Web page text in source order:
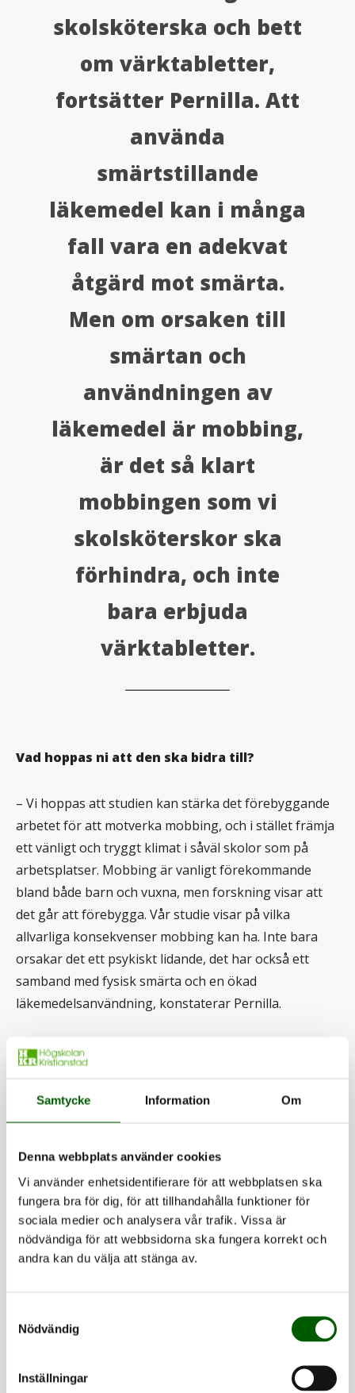
Samtycke Information Om
Denna webbplats använder cookies
Vi använder enhetsidentifierare för att webbplatsen ska
fungera bra för dig, för att tillhandahålla funktioner för
sociala medier och analysera vår trafik. Vissa är
nödvändiga för att webbsidorna ska fungera korrekt och
andra kan du välja att stänga av.
Nödvändig
Inställningar
skolsköterska och bett
om värktabletter,
fortsätter Pernilla. Att
använda
smärtstillande
läkemedel kan i många
fall vara en adekvat
åtgärd mot smärta.
Men om orsaken till
smärtan och
användningen av
läkemedel är mobbing,
är det så klart
mobbingen som vi
skolsköterskor ska
förhindra, och inte
bara erbjuda
värktabletter.
Vad hoppas ni att den ska bidra till?
– Vi hoppas att studien kan stärka det förebyggande
arbetet för att motverka mobbing, och i stället främja
ett vänligt och tryggt klimat i såväl skolor som på
arbetsplatser. Mobbing är vanligt förekommande
bland både barn och vuxna, men forskning visar att
det går att förebygga. Vår studie visar på vilka
allvarliga konsekvenser mobbing kan ha. Inte bara
orsakar det ett psykiskt lidande, det har också ett
samband med fysisk smärta och en ökad
läkemedelsanvändning, konstaterar Pernilla.
– Att bli utsatt för
upprepade
kränkningar i
skolmiljön är
oacceptabelt och ändå
påpekar Erika. För att
skydda utsatta barn